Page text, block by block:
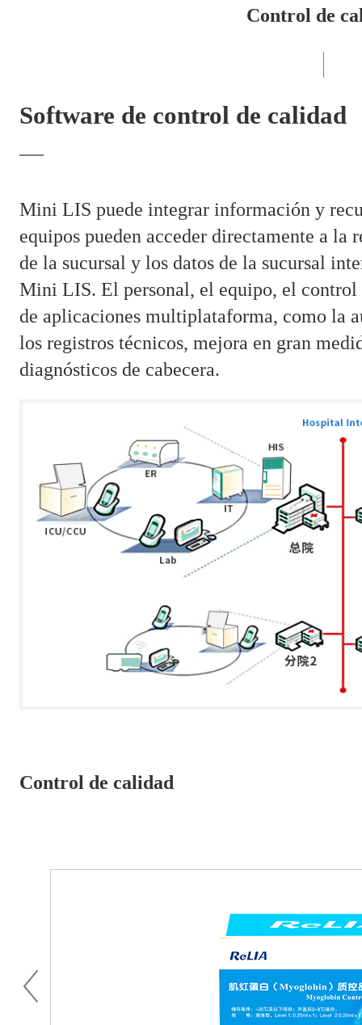
Control de
Software de control de calidad
Mini LIS puede integrar información y
equipos pueden acceder directamente a la
de la sucursal y los datos de la sucursal
Mini LIS. El personal, el equipo, el
de aplicaciones multiplataforma, como la
los registros técnicos, mejora en gran
diagnósticos de cabecera.
Control de calidad